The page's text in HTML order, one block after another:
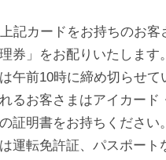
記カードをお持ちのお
券」をお配りいたします。
午前10時に締め切らせて
るお客さまはアイカード
証明書をお持ちください。
は運転免許証、パスポー